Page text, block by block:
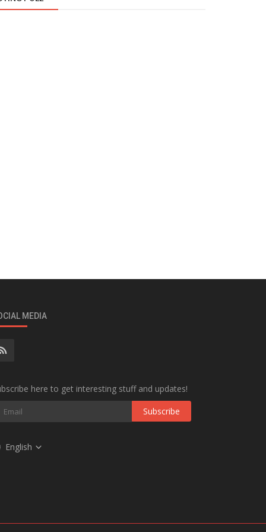
MEDIA
here to get interesting stuff and updates!
Subscribe
English